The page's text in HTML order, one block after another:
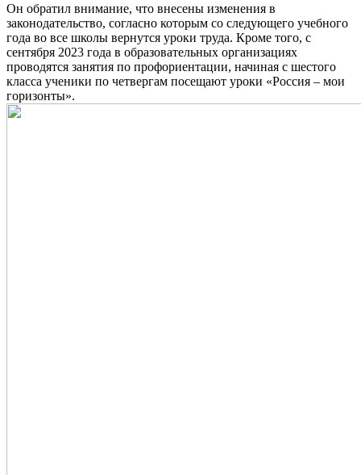
Он обратил внимание, что внесены изменения в
законодательство, согласно которым со следующего учебного
года во все школы вернутся уроки труда. Кроме того, с
сентября 2023 года в образовательных организациях
проводятся занятия по профориентации, начиная с шестого
класса ученики по четвергам посещают уроки «Россия – мои
горизонты».